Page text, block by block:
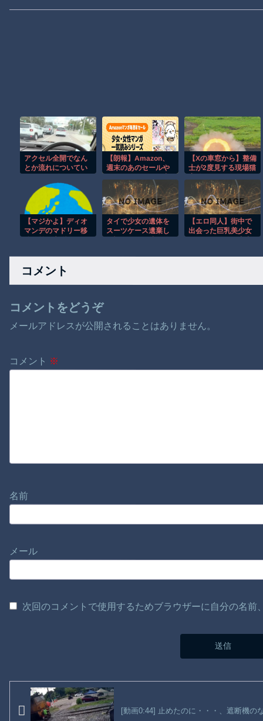
アクセル全開でなん
とか流れについてい
ィの動画が人気に。
【朗報】Amazon、
週末のあのセールや
でセールまみれにな
ってしまう
【Xの車窓から】整備
士が2度見する現場猫
【マジかよ】ディオ
マンデのマドリー移
タイで少女の遺体を
スーツケース遺棄し
【エロ同人】街中で
出会った巨乳美少女
夜ｗ
コメント
コメントをどうぞ
メールアドレスが公開されることはありません。
コメント ※
名前
メール
次回のコメントで使用するためブラウザーに自分の名
[動画0:44] 止めたのに・・・、遮断機の